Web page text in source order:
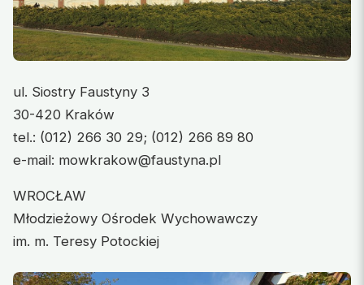
ul. Siostry Faustyny 3
30-420 Kraków
tel.: (012) 266 30 29; (012) 266 89 80
e-mail: mowkrakow@faustyna.pl
WROCŁAW
Młodzieżowy Ośrodek Wychowawczy
im. m. Teresy Potockiej